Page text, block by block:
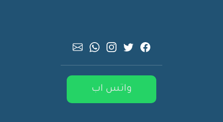
واتس اب